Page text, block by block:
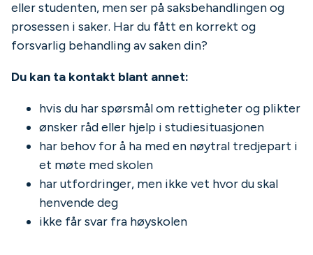
eller studenten, men ser på saksbehandlingen og
prosessen i saker. Har du fått en korrekt og
forsvarlig behandling av saken din?
Du kan ta kontakt blant annet:
hvis du har spørsmål om rettigheter og plikter
ønsker råd eller hjelp i studiesituasjonen
har behov for å ha med en nøytral tredjepart i
et møte med skolen
har utfordringer, men ikke vet hvor du skal
henvende deg
ikke får svar fra høyskolen